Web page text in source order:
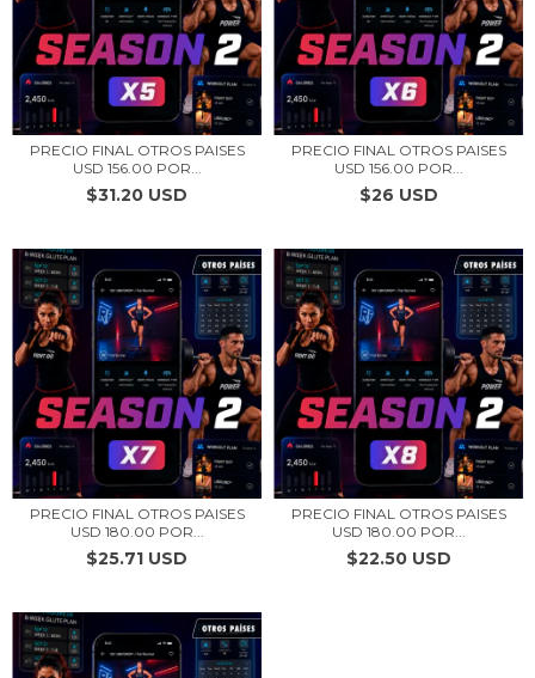
PRECIO FINAL OTROS PAISES
USD 156.00 POR...
$31.20 USD
PRECIO FINAL OTROS PAISES
USD 156.00 POR...
$26 USD
PRECIO FINAL OTROS PAISES
USD 180.00 POR...
$25.71 USD
PRECIO FINAL OTROS PAISES
USD 180.00 POR...
$22.50 USD